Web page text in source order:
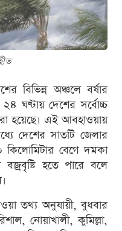
বিভিন্ন অঞ্চলে বর্ষার
ঘণ্টায় দেশের সর্বোচ্চ
হয়েছে। এই আবহাওয়ায়
দেশের সাতটি জেলার
বেগে দমকা
হতে পারে বলে
তথ্য অনুযায়ী, বুধবার
নোয়াখালী, কুমিল্লা,